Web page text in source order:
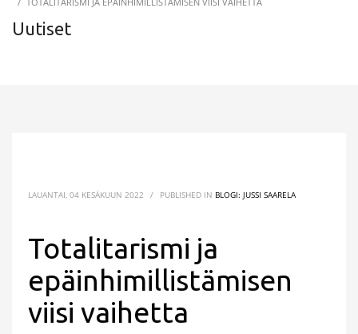
Uutiset
LAUANTAI, 04 KESÄKUUN 2022 / PUBLISHED IN BLOGI: JUSSI SAARELA
Totalitarismi ja
epäinhimillistämisen
viisi vaihetta